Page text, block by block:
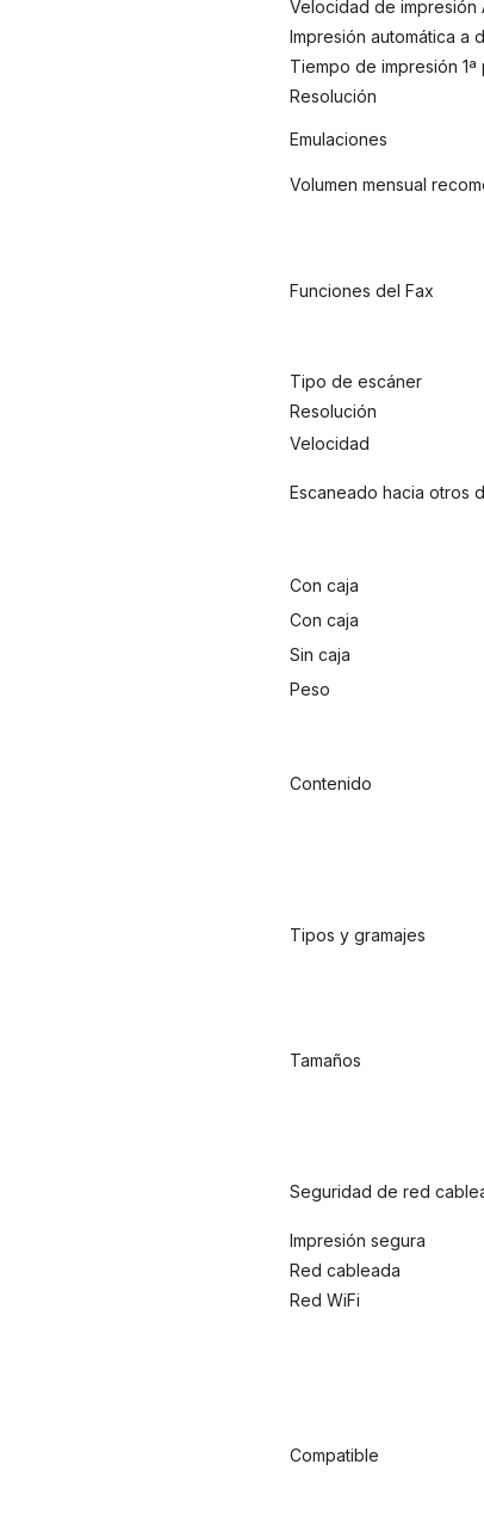
Velocidad de impresión
Impresión automática a
Tiempo de impresión 1ª
Resolución
Emulaciones
Volumen mensual
Funciones del Fax
Tipo de escáner
Resolución
Velocidad
Escaneado hacia otros
Con caja
Con caja
Sin caja
Peso
Contenido
Tipos y gramajes
Tamaños
Seguridad de red
Impresión segura
Red cableada
Red WiFi
Compatible